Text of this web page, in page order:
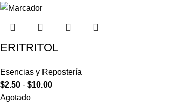
ERITRITOL
Esencias y Repostería
$2.50 - $10.00
Agotado